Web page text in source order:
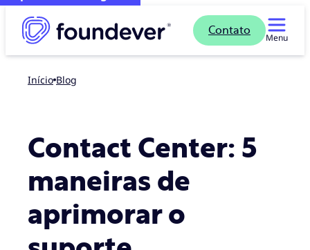
Contato
Menu
Início blog
Contact Center: 5
maneiras de
aprimorar o